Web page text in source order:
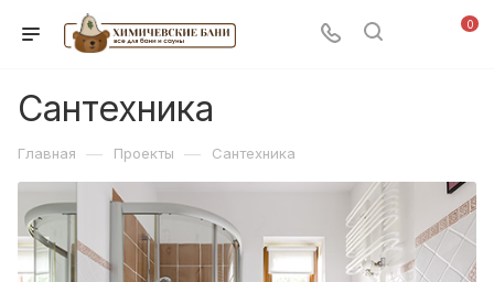
0
Сантехника
Главная — Проекты — Сантехника